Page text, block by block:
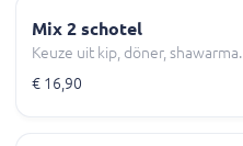
Mix 2 schotel
Keuze uit kip, döner, shawarma.
€ 16,90